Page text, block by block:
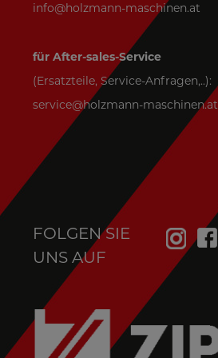
info@holzmann-maschinen.at
für After-sales-Service
(Ersatzteile, Service-Anfragen,..):
service@holzmann-maschinen.at
FOLGEN SIE
UNS AUF